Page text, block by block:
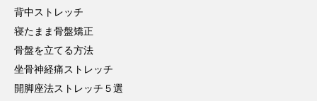
背中ストレッチ
寝たまま骨盤矯正
骨盤を立てる方法
坐骨神経痛ストレッチ
開脚座法ストレッチ５選